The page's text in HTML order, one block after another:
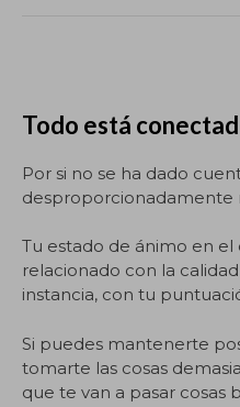
Todo está
Por si no se ha dado
desproporcionadamente
Tu estado de ánimo en
relacionado con la
instancia, con tu
Si puedes mantenerte
tomarte las cosas
que te van a pasar cosas